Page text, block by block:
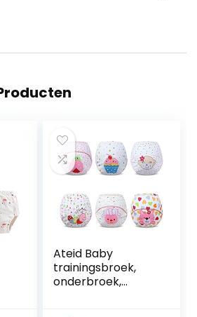
Ateid Baby
trainingsbroek,
onderbroek,